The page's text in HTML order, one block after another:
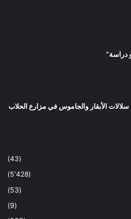
دراسة”
الأبقار والجاموس في مزارع الحلاب
(43)
(5٬428)
(53)
(9)